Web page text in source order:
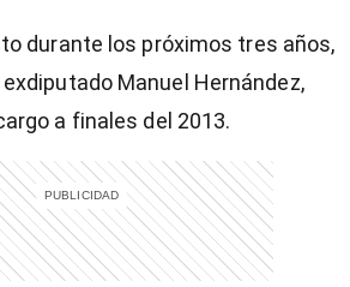
durante los próximos tres años,
Manuel Hernández,
a finales del 2013.